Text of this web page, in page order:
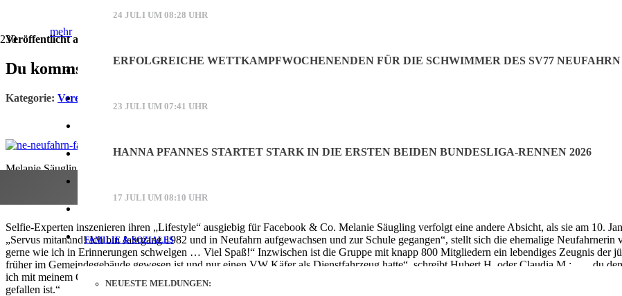
mehr
Kontakt
24 JULI UM 08:28 UHR
ERFOLGREICHE WETTKAMPFWOCHENENDEN FÜR DIE SCHWIMMER DES SV77 NEUFAHRN
23 JULI UM 07:41 UHR
HANNA PFANNES STARTET STARK IN DIE ERSTEN BEIDEN BUNDESLIGA-RENNEN 2026
17 JULI UM 08:10 UHR
FAMILIE & SOZIALES
NEUESTE MELDUNGEN:
Veröffentlicht am
Du kommst aus Neufahrn, wenn …
Kategorie: Vereine
Melanie Säugling, Initiatorin der Facebookgruppe „Du kommst aus Neufahrn, wenn …“ – Geschichten aus Neufahrn, geteilt in der
Newdrive for life!
Selfie-Experten inszenieren ihren „Lifestyle“ ausgiebig für Facebook & Co. Melanie Säugling verfolgt eine andere Absicht, als sie am 10.
„Servus mitanand! Ich bin Jahrgang 1982 und in Neufahrn aufgewachsen und zur Schule gegangen“, stellt sich die ehemalige
gerne wie ich in Erinnerungen schwelgen … Viel Spaß!“ Inzwischen ist die Gruppe mit knapp 800 Mitgliedern ein lebendiges Zeugnis der
früher im Gemeindegebäude gewesen ist und nur einen VW Käfer als Dienstfahrzeug hatte“, schreibt Hubert H. oder Claudia M.: „… du
ich mit meinem Opa und einer Gruppe Neufahrner Flughafengegner mit dem jungen Christian Magerl nach Franzheim geradelt bin, um
gefallen ist.“